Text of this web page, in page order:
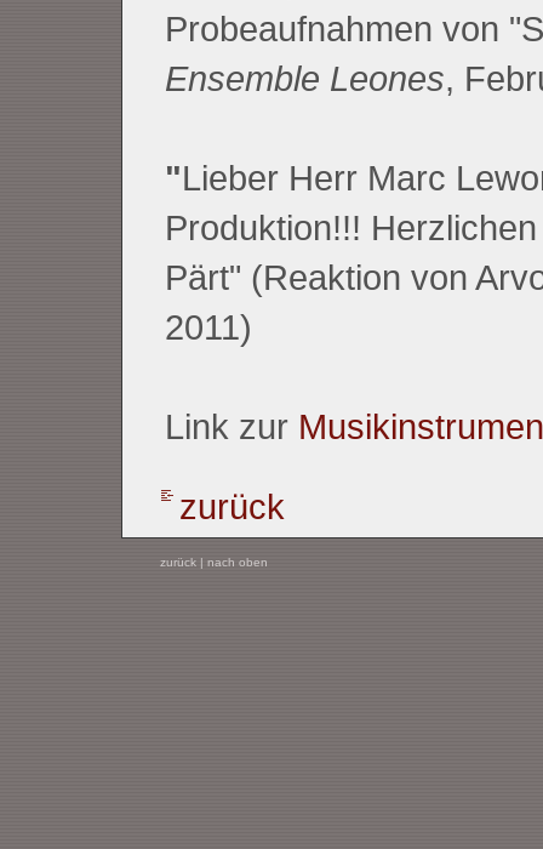
Probeaufnahmen von
Ensemble Leones,
"Lieber Herr Marc
Produktion!!!
Pärt" (Reaktion von
2011)
Link zur
zurück
zurück| nach oben